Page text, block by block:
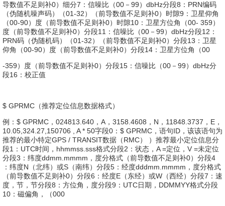
导数值不足则补0）细分7：信噪比（00－99）dbHz分段8：PRN编码
（伪随机噪声码）（01-32）（前导数值不足则补0）时隙9：卫星仰角
（00-90）度（前导数值不足则补0）时隙10：卫星方位角（00- 359）
度（前导数值不足则补0）分段11：信噪比（00－99）dbHz分段12：
PRN码（伪随机码）（01-32）（前导数值不足则补0）分段13：卫星
仰角（00-90）度（前导数值不足则补0）分段14：卫星方位角（00
-359）度（前导数值不足则补0）分段15：信噪比（00－99）dbHz分
段16：校正值
$ GPRMC（推荐定位信息数据格式）
例：$ GPRMC，024813.640，A，3158.4608，N，11848.3737，E，
10.05,324.27,150706 , A * 50字段0：$ GPRMC，语句ID，该该语句为
推荐的最小特定GPS / TRANSIT数据（RMC） ）推荐最小定位信息分
段1：UTC时间，hhmmss.sss格式分段2：状态，A =定位，V =未定位
分段3：纬度ddmm.mmmm，度分格式（前导数值不足则补0）分段4
：纬度N（北纬）或S（南纬）分段5：经度dddmm.mmmm，度分格式
（前导数值不足则补0）分段6：经度E（东经）或W（西经）分段7：速
度，节，节分段8：方位角，度分段9：UTC日期，DDMMYY格式分段
10：磁偏角，（000